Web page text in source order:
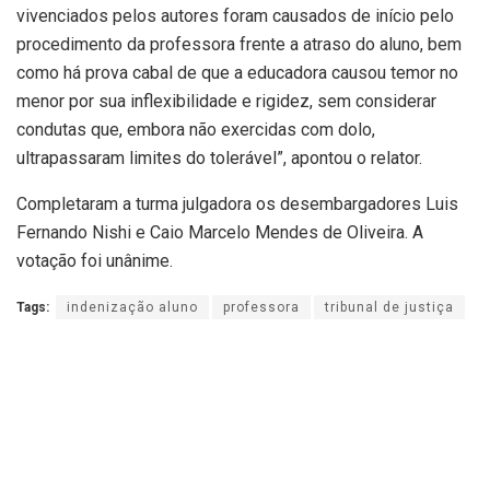
vivenciados pelos autores foram causados de início pelo
procedimento da professora frente a atraso do aluno, bem
como há prova cabal de que a educadora causou temor no
menor por sua inflexibilidade e rigidez, sem considerar
condutas que, embora não exercidas com dolo,
ultrapassaram limites do tolerável”, apontou o relator.
Completaram a turma julgadora os desembargadores Luis
Fernando Nishi e Caio Marcelo Mendes de Oliveira. A
votação foi unânime.
Tags: indenização aluno professora tribunal de justiça